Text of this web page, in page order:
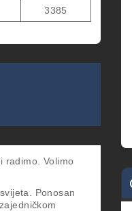
3385
radimo. Volimo
Ponosan